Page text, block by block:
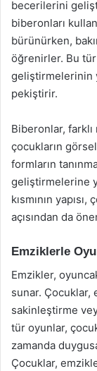
becerilerini
biberonları
bürünürken,
öğrenirler. Bu
geliştirmelerinin
pekiştirir.
Biberonlar,
çocukların
formların
geliştirmelerine
kısmının
açısından da
Emziklerle
Emzikler,
sunar.
sakinleştirme
tür oyunlar,
zamanda
Çocuklar,